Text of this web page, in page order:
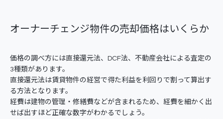
オーナーチェンジ物件の売却価格はいくらか
価格の調べ方には直接還元法、DCF法、不動産会社による査定の
3種類があります。
直接還元法は賃貸物件の経営で得た利益を利回りで割って算出す
る方法となります。
経費は建物の管理・修繕費などが含まれるため、経費を細かく出
せば出すほど正確な数字がわかるでしょう。